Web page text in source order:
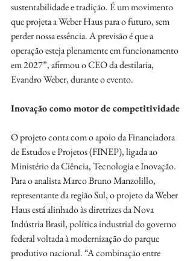
sustentabilidade e tradição. É um movimento
que projeta a Weber Haus para o futuro, sem
perder nossa essência. A previsão é que a
operação esteja plenamente em funcionamento
em 2027”, afirmou o CEO da destilaria,
Evandro Weber, durante o evento.
Inovação como motor de competitividade
O projeto conta com o apoio da Financiadora
de Estudos e Projetos (FINEP), ligada ao
Ministério da Ciência, Tecnologia e Inovação.
Para o analista Marco Bruno Manzolillo,
representante da região Sul, o projeto da Weber
Haus está alinhado às diretrizes da Nova
Indústria Brasil, política industrial do governo
federal voltada à modernização do parque
produtivo nacional. “A combinação entre